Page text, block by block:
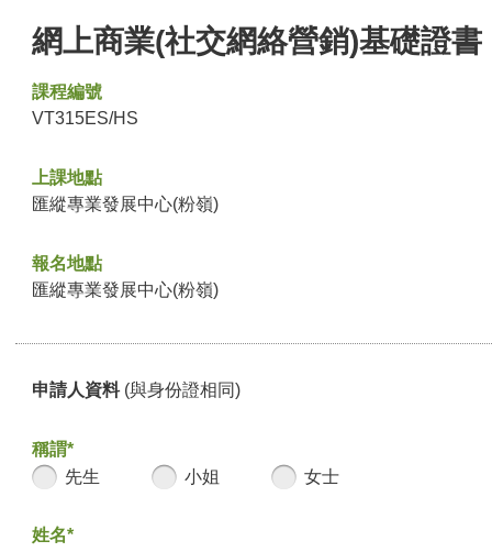
網上商業(社交網絡營銷)基礎證書
課程編號
VT315ES/HS
上課地點
匯縱專業發展中心(粉嶺)
報名地點
匯縱專業發展中心(粉嶺)
申請人資料 (與身份證相同)
稱謂*
先生
小姐 女士
姓名*